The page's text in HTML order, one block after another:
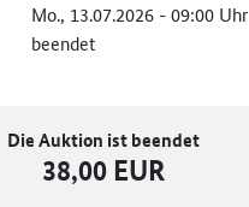
Mo., 13.07.2026 - 09:00 Uhr
beendet
Die Auktion ist beendet
38,00 EUR